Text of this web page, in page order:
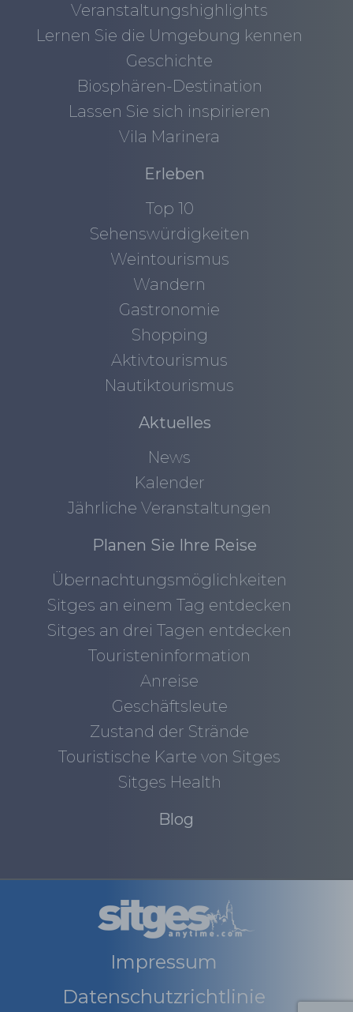
Veranstaltungshighlights
Lernen Sie die Umgebung kennen
Geschichte
Biosphären-Destination
Lassen Sie sich inspirieren
Vila Marinera
Erleben
Top 10
Sehenswürdigkeiten
Weintourismus
Wandern
Gastronomie
Shopping
Aktivtourismus
Nautiktourismus
Aktuelles
News
Kalender
Jährliche Veranstaltungen
Planen Sie Ihre Reise
Übernachtungsmöglichkeiten
Sitges an einem Tag entdecken
Sitges an drei Tagen entdecken
Touristeninformation
Anreise
Geschäftsleute
Zustand der Strände
Touristische Karte von Sitges
Sitges Health
Blog
Impressum
Datenschutzrichtlinie